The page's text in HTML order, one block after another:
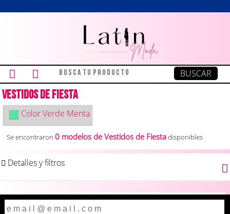
Vestidos de Fiesta
ColorVerde Menta
Se encontraron0 modelos de Vestidos de Fiestadisponibles
Detalles y filtros